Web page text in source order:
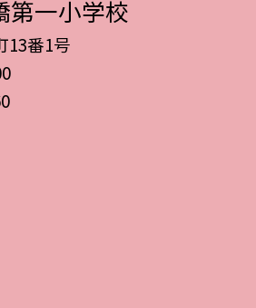
第一小学校
13番1号